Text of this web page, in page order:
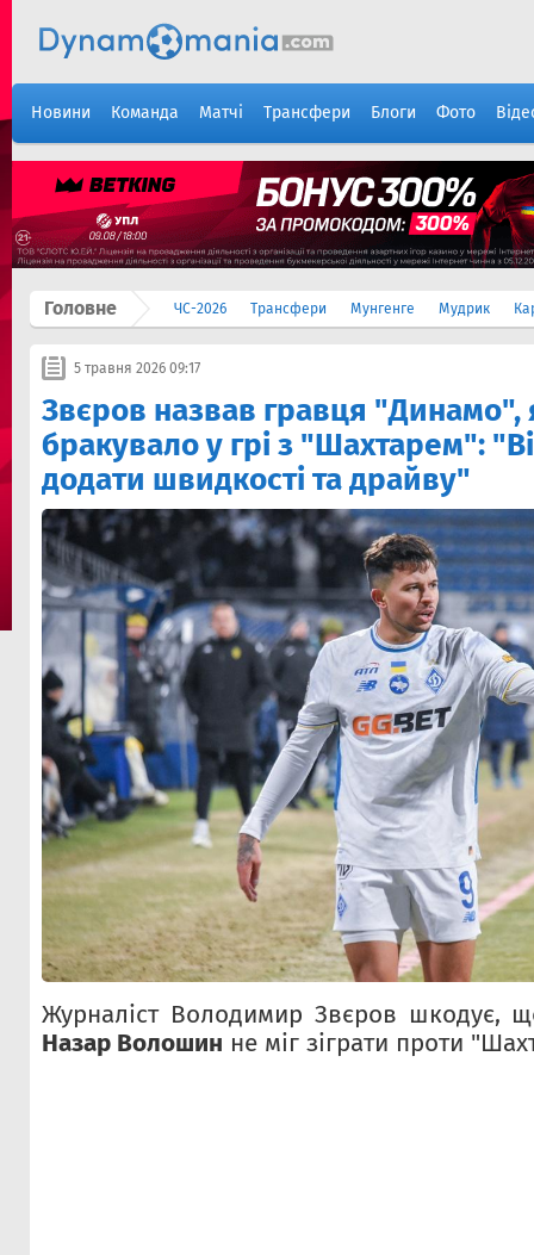
Новини Команда Матчі Трансфери Блоги Фото
Головне ЧС-2026 Трансфери Мунгенге Мудрик
5 травня 2026 09:17
Звєров назвав гравця "Динамо",
бракувало у грі з "Шахтарем":
додати швидкості та драйву"
Журналіст Володимир Звєров шкодує,
Назар Волошин не міг зіграти проти